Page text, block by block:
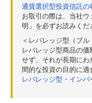
通貨選択型投資信託の
お取引の際は、当社
明」を必ずお読みくだ
＜レバレッジ型（ブ
レバレッジ型商品の
せず、それが長期に
間的な投資の目的に適
レバレッジ型・イン